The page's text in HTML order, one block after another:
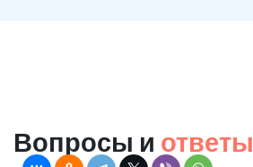
Вопросы и ответы